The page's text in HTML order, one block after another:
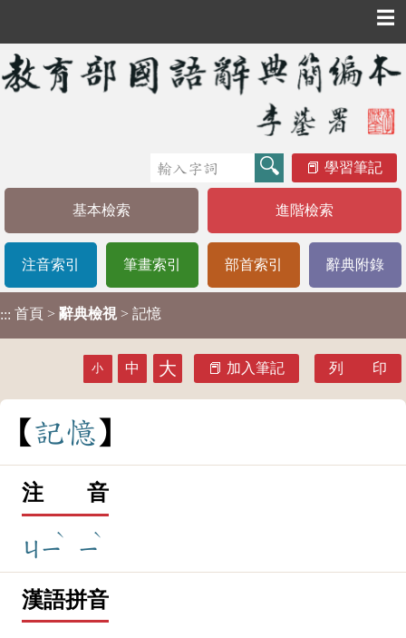
☰
學習筆記
基本檢索 進階檢索
注音索引 筆畫索引 部首索引 辭典附錄
::: 首頁 > 辭典檢視 > 記憶
小 中 大 加入筆記 列 印
記憶
注 音
ㄐㄧ
ˋ
ㄧ
ˋ
漢語拼音